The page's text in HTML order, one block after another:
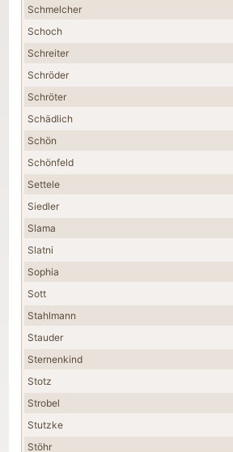
Schmelcher
Schoch
Schreiter
Schröder
Schröter
Schädlich
Schön
Schönfeld
Settele
Siedler
Slama
Slatni
Sophia
Sott
Stahlmann
Stauder
Sternenkind
Stotz
Strobel
Stutzke
Stöhr